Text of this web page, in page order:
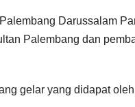
Darussalam
Palembang dan
gelar yang didapat